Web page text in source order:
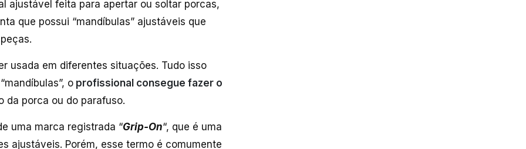
ajustável feita para apertar ou soltar porcas,
que possui “mandíbulas” ajustáveis que
usada em diferentes situações. Tudo isso
o profissional consegue fazer o
da porca ou do parafuso.
uma marca registrada “Grip-On“, que é uma
ajustáveis. Porém, esse termo é comumente